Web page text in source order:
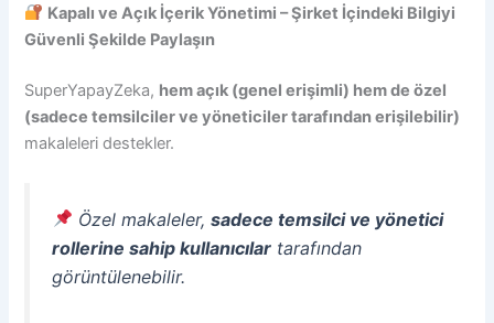
Kapalı ve Açık İçerik Yönetimi – Şirket İçindeki Bilgiyi
Güvenli Şekilde Paylaşın
SuperYapayZeka, hem açık (genel erişimli) hem de özel
(sadece temsilciler ve yöneticiler tarafından erişilebilir)
makaleleri destekler.
Özel makaleler, sadece temsilci ve yönetici
rollerine sahip kullanıcılar tarafından
görüntülenebilir.